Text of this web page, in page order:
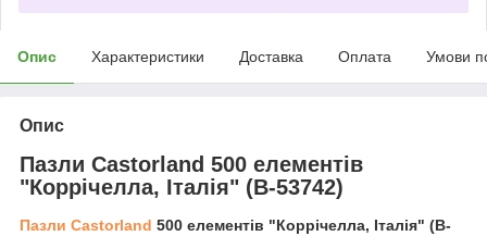
Опис Характеристики Доставка Оплата Умови
Опис
Пазли Castorland 500 елементів
"Коррічелла, Італія" (B-53742)
Пазли Castorland 500 елементів "Коррічелла, Італія" (B-